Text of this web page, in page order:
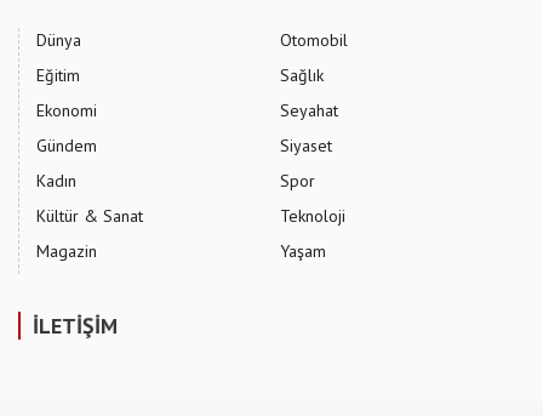
Dünya
Eğitim
Ekonomi
Gündem
Kadın
Kültür & Sanat
Magazin
Otomobil
Sağlık
Seyahat
Siyaset
Spor
Teknoloji
Yaşam
İLETİŞİM